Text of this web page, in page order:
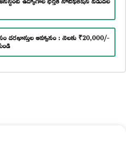
దరఖాస్తుల ఆహ్వానం : నెలకు ₹20,000/-